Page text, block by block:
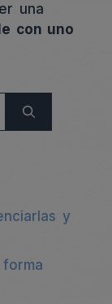
una
con uno
y